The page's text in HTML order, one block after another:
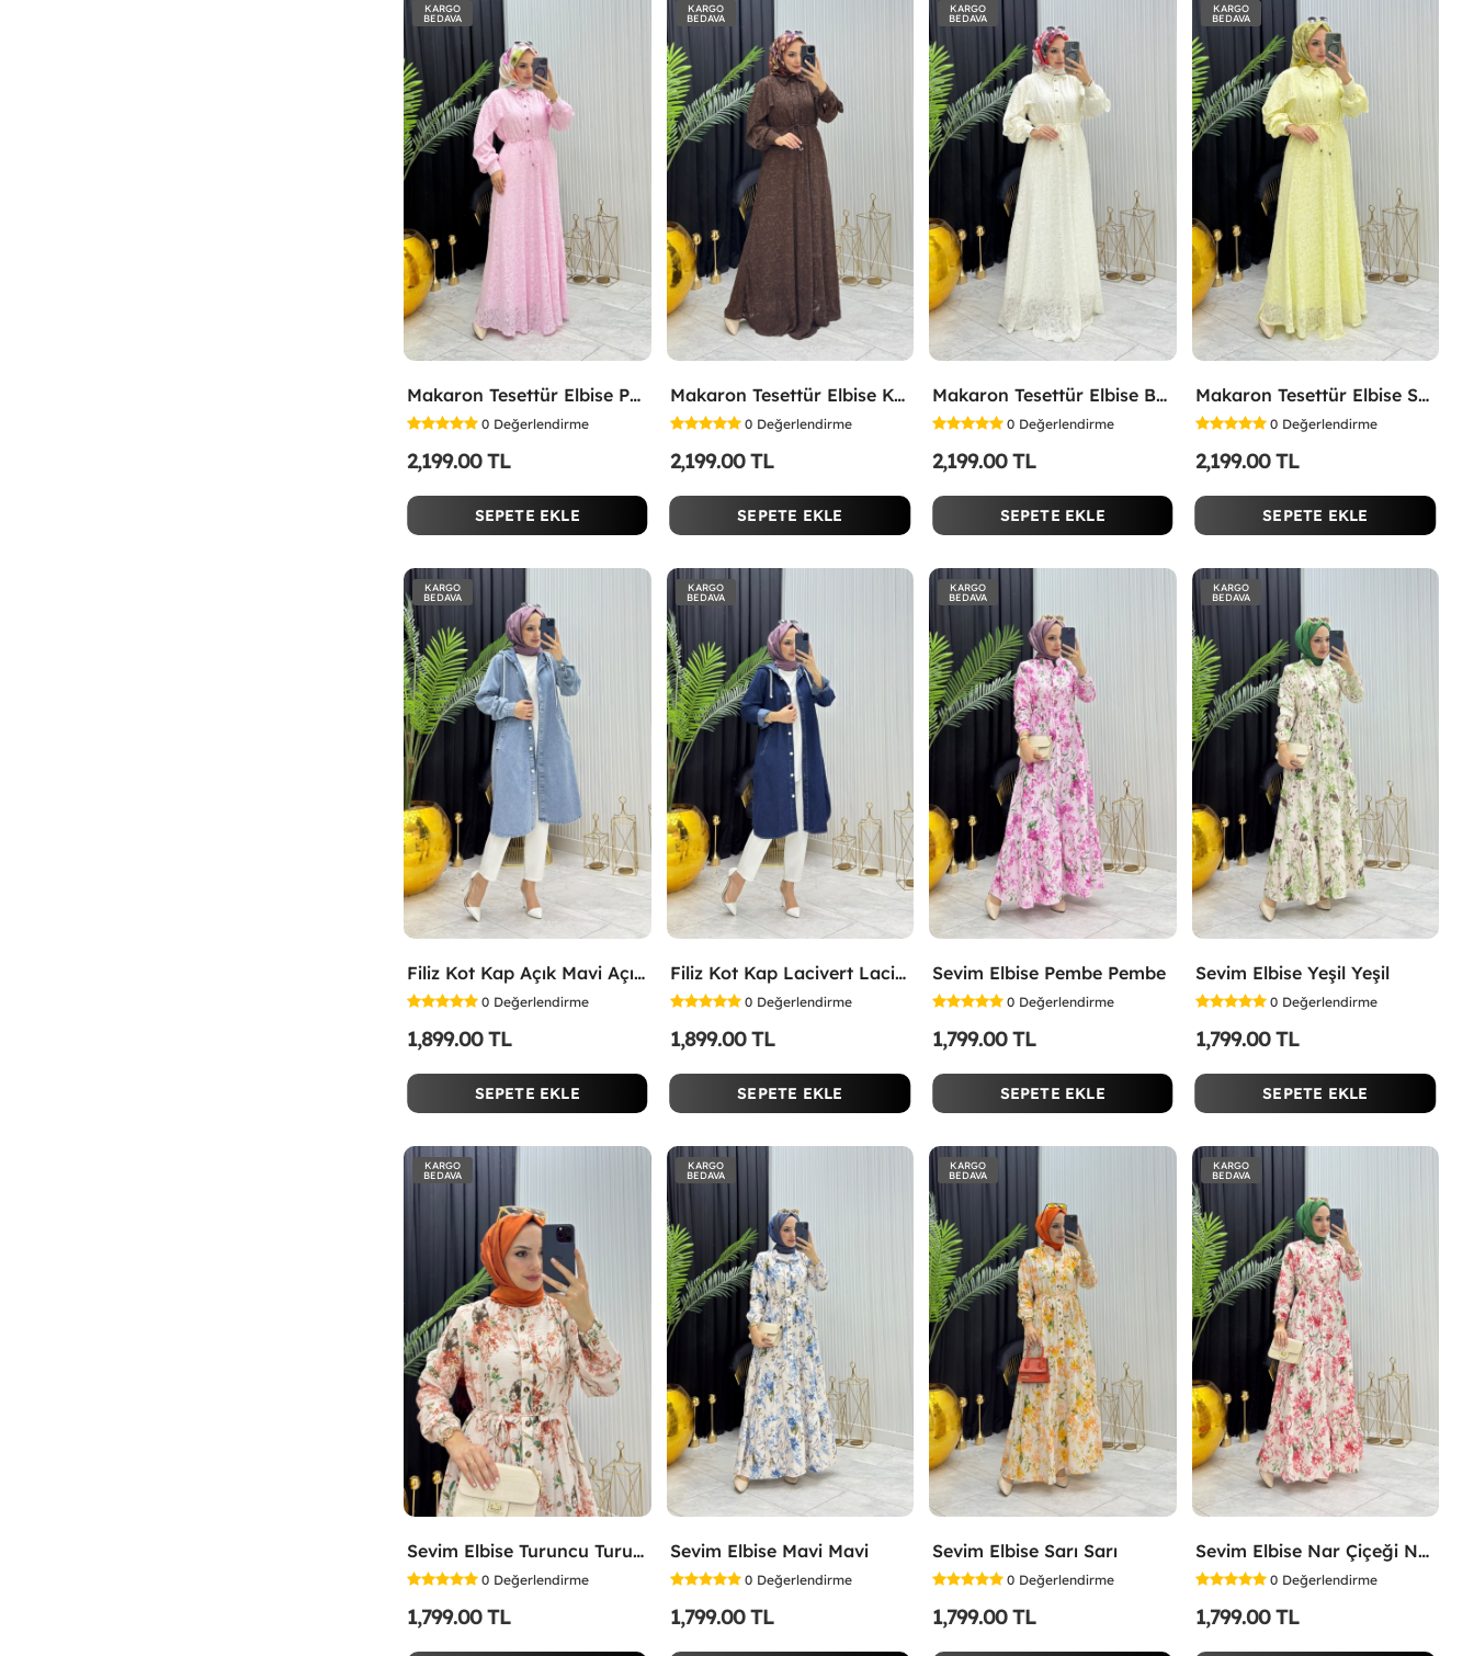
KARGO
BEDAVA
Makaron Tesettür Elbise Pembe Pembe
0 Değerlendirme
2,199.00 TL
SEPETE EKLE
KARGO
BEDAVA
Makaron Tesettür Elbise Kahverengi Kahverengi
0 Değerlendirme
2,199.00 TL
SEPETE EKLE
KARGO
BEDAVA
Makaron Tesettür Elbise Beyaz Beyaz
0 Değerlendirme
2,199.00 TL
SEPETE EKLE
KARGO
BEDAVA
Makaron Tesettür Elbise Sarı Sarı
0 Değerlendirme
2,199.00 TL
SEPETE EKLE
KARGO
BEDAVA
Filiz Kot Kap Açık Mavi Açık Mavi
0 Değerlendirme
1,899.00 TL
SEPETE EKLE
KARGO
BEDAVA
Filiz Kot Kap Lacivert Lacivert
0 Değerlendirme
1,899.00 TL
SEPETE EKLE
KARGO
BEDAVA
Sevim Elbise Pembe Pembe
0 Değerlendirme
1,799.00 TL
SEPETE EKLE
KARGO
BEDAVA
Sevim Elbise Yeşil Yeşil
0 Değerlendirme
1,799.00 TL
SEPETE EKLE
KARGO
BEDAVA
Sevim Elbise Turuncu Turuncu
0 Değerlendirme
1,799.00 TL
KARGO
BEDAVA
Sevim Elbise Mavi Mavi
0 Değerlendirme
1,799.00 TL
KARGO
BEDAVA
Sevim Elbise Sarı Sarı
0 Değerlendirme
1,799.00 TL
KARGO
BEDAVA
Sevim Elbise Nar Çiçeği Nar Çiçeği
0 Değerlendirme
1,799.00 TL